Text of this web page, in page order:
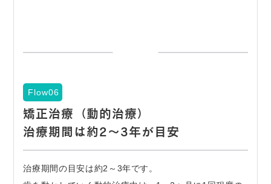
Flow06
矯正治療（動的治療）
治療期間は約2～3年が目安
治療期間の目安は約2～3年です。